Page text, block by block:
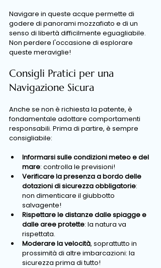
Navigare in queste acque permette di
godere di panorami mozzafiato e di un
senso di libertà difficilmente eguagliabile.
Non perdere l'occasione di esplorare
queste meraviglie!
Consigli Pratici per una
Navigazione Sicura
Anche se non è richiesta la patente, è
fondamentale adottare comportamenti
responsabili. Prima di partire, è sempre
consigliabile:
Informarsi sulle condizioni meteo e del
mare: controlla le previsioni!
Verificare la presenza a bordo delle
dotazioni di sicurezza obbligatorie:
non dimenticare il giubbotto
salvagente!
Rispettare le distanze dalle spiagge e
dalle aree protette: la natura va
rispettata.
Moderare la velocità, soprattutto in
prossimità di altre imbarcazioni: la
sicurezza prima di tutto!